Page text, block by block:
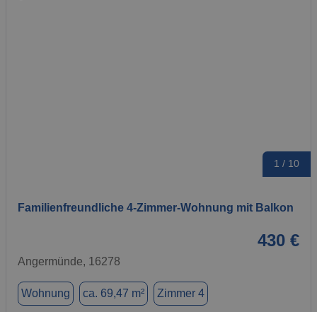
1 / 10
Familienfreundliche 4‑Zimmer‑Wohnung mit Balkon
430 €
Angermünde, 16278
Wohnung ca. 69,47 m² Zimmer 4